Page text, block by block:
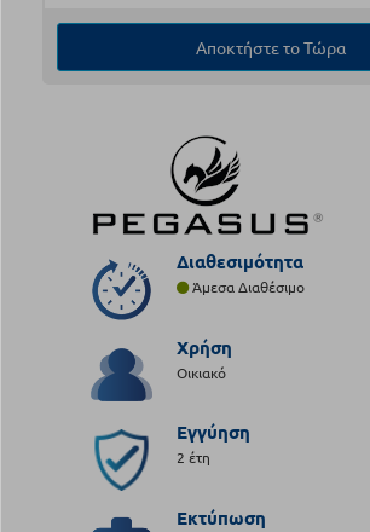
Αποκτήστε το Τώρα
Διαθεσιμότητα
Άμεσα Διαθέσιμο
Χρήση
Οικιακό
Εγγύηση
2 έτη
Εκτύπωση